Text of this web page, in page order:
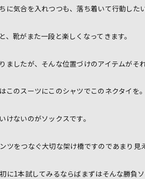
に気合を入れつつも、落ち着いて行動した
、靴がまた一段と楽しくなってきます。
ましたが、そんな位置づけのアイテムがそ
このスーツにこのシャツでこのネクタイを
けないのがソックスです。
ツをつなぐ大切な架け橋ですのであまり見
に1本試してみるならばまずはそんな勝負